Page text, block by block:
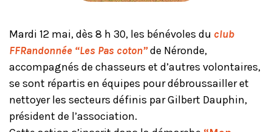
Mardi 12 mai, dès 8 h 30, les bénévoles du club
FFRandonnée “Les Pas coton”de Néronde,
accompagnés de chasseurs et d’autres volontaires,
se sont répartis en équipes pour débroussailler et
nettoyer les secteurs définis par Gilbert Dauphin,
président de l’association.